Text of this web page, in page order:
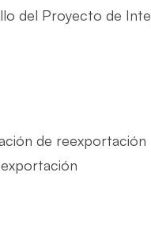
del Proyecto de
de reexportación